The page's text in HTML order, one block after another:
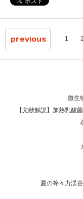
previous 1 2
微生
【文献解説】加熱乳酸
夏の等々力渓